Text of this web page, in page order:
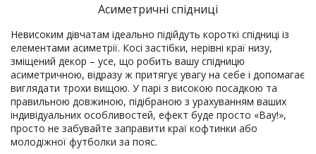
Асиметричні спідниці
Невисоким дівчатам ідеально підійдуть короткі спідниці із
елементами асиметрії. Косі застібки, нерівні краї низу,
зміщений декор – усе, що робить вашу спідницю
асиметричною, відразу ж притягує увагу на себе і допомагає
виглядати трохи вищою. У парі з високою посадкою та
правильною довжиною, підібраною з урахуванням ваших
індивідуальних особливостей, ефект буде просто «Вау!»,
просто не забувайте заправити краї кофтинки або
молодіжної футболки за пояс.